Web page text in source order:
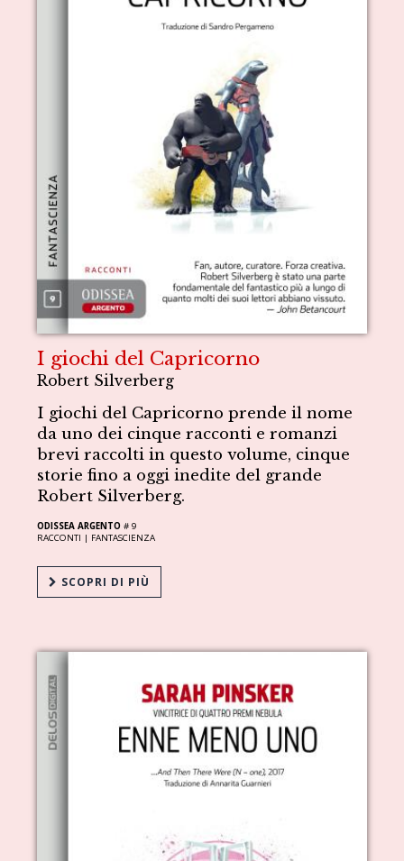
I giochi del Capricorno
Robert Silverberg
I giochi del Capricorno prende il nome
da uno dei cinque racconti e romanzi
brevi raccolti in questo volume, cinque
storie fino a oggi inedite del grande
Robert Silverberg.
ODISSEA ARGENTO # 9
RACCONTI | FANTASCIENZA
SCOPRI DI PIÙ